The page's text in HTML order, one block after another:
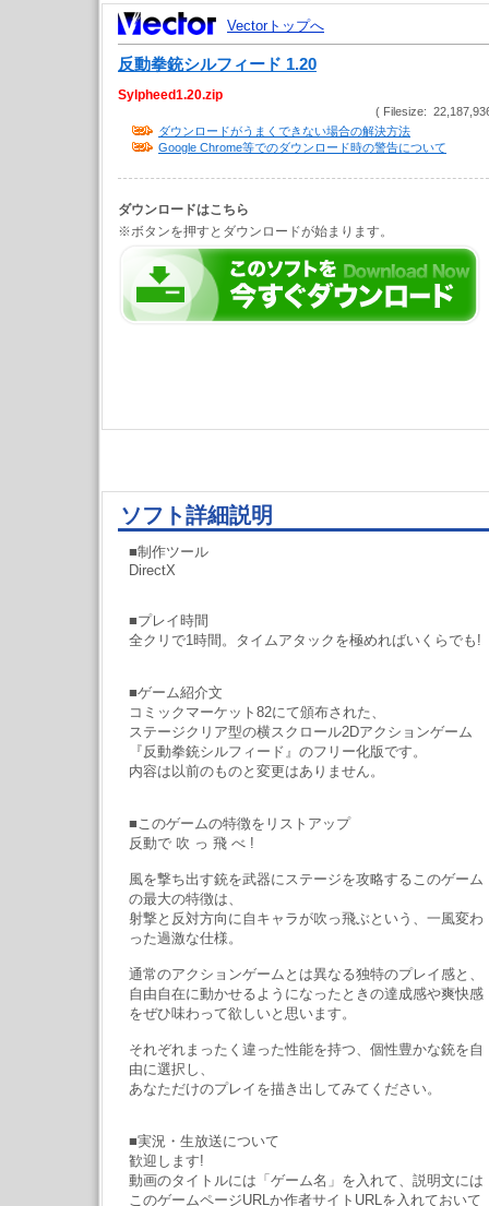
Vectorトップへ
反動拳銃シルフィード 1.20
Sylpheed1.20.zip
( Filesize:
ダウンロードがうまくできない場合の解決方法
Google Chrome等でのダウンロード時の警告について
ダウンロードはこちら
※ボタンを押すとダウンロードが始まります。
ソフト詳細説明
■制作ツール
DirectX
■プレイ時間
全クリで1時間。タイムアタックを極めればいくらでも!
■ゲーム紹介文
コミックマーケット82にて頒布された、
ステージクリア型の横スクロール2Dアクションゲーム
『反動拳銃シルフィード』のフリー化版です。
内容は以前のものと変更はありません。
■このゲームの特徴をリストアップ
反動で 吹 っ 飛 べ !
風を撃ち出す銃を武器にステージを攻略するこのゲーム
の最大の特徴は、
射撃と反対方向に自キャラが吹っ飛ぶという、一風変わ
った過激な仕様。
通常のアクションゲームとは異なる独特のプレイ感と、
自由自在に動かせるようになったときの達成感や爽快感
をぜひ味わって欲しいと思います。
それぞれまったく違った性能を持つ、個性豊かな銃を自
由に選択し、
あなただけのプレイを描き出してみてください。
■実況・生放送について
歓迎します!
動画のタイトルには「ゲーム名」を入れて、説明文には
このゲームページURLか作者サイトURLを入れておいて